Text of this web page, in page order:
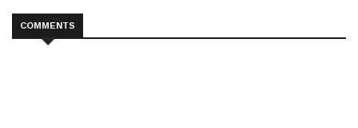
COMMENTS